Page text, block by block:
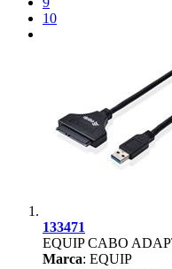
10
133471
EQUIP CABO
Marca: EQUIP